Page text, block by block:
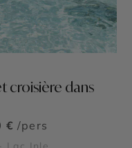
croisière dans
€ /pers